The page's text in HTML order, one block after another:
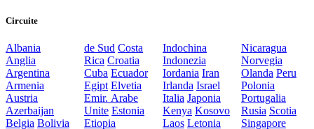
Circuite
Albania
Anglia
Argentina
Armenia
Austria
Azerbaijan
Belgia Bolivia
de Sud Costa
Rica Croatia
Cuba Ecuador
Egipt Elvetia
Emir. Arabe
Unite Estonia
Etiopia
Indochina
Indonezia
Iordania Iran
Irlanda Israel
Italia Japonia
Kenya Kosovo
Laos Letonia
Nicaragua
Norvegia
Olanda Peru
Polonia
Portugalia
Rusia Scotia
Singapore